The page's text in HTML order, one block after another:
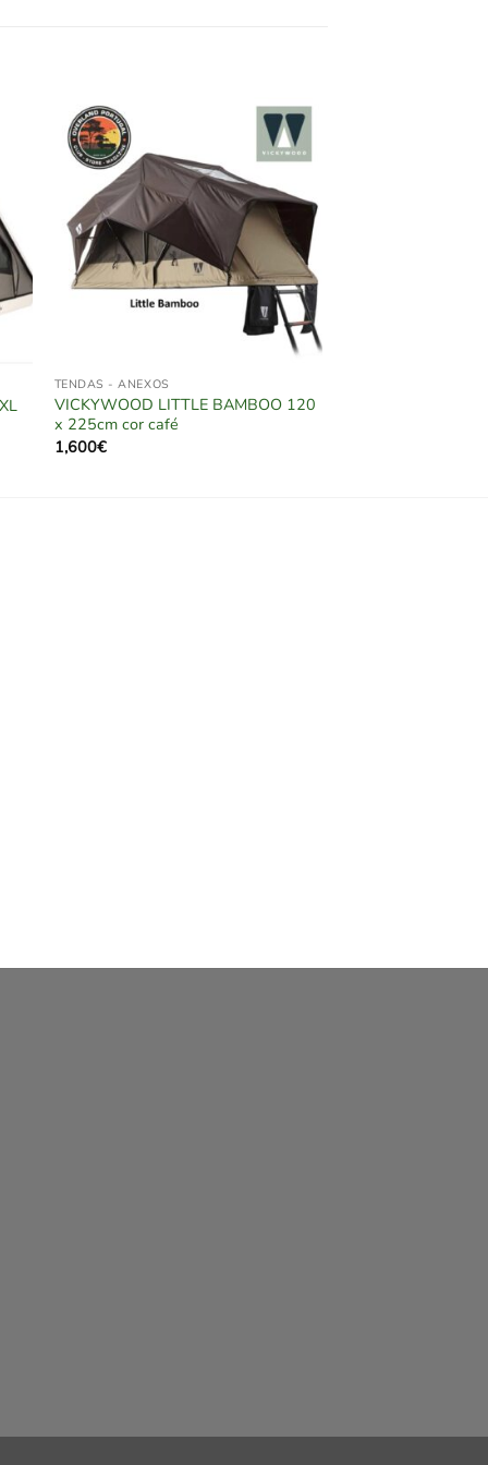
TENDAS - ANEXOS
VICKYWOOD LITTLE BAMBOO 120
x 225cm cor café
1,600€